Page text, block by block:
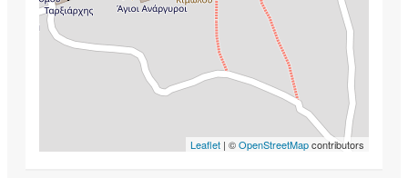
Leaflet | ©OpenStreetMapcontributors